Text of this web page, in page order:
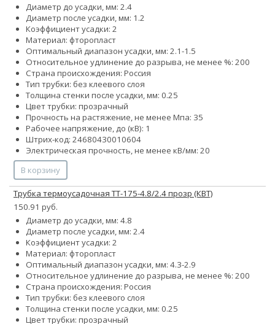
Диаметр до усадки, мм: 2.4
Диаметр после усадки, мм: 1.2
Коэффициент усадки: 2
Материал: фторопласт
Оптимальный диапазон усадки, мм: 2.1-1.5
Относительное удлинение до разрыва, не менее %: 200
Страна происхождения: Россия
Тип трубки: без клеевого слоя
Толщина стенки после усадки, мм: 0.25
Цвет трубки: прозрачный
Прочность на растяжение, не менее Мпа: 35
Рабочее напряжение, до (кВ): 1
Штрих-код: 24680430010604
Электрическая прочность, не менее кВ/мм: 20
В корзину
Трубка термоусадочная ТТ-175-4.8/2.4 прозр (КВТ)
150.91 руб.
Диаметр до усадки, мм: 4.8
Диаметр после усадки, мм: 2.4
Коэффициент усадки: 2
Материал: фторопласт
Оптимальный диапазон усадки, мм: 4.3-2.9
Относительное удлинение до разрыва, не менее %: 200
Страна происхождения: Россия
Тип трубки: без клеевого слоя
Толщина стенки после усадки, мм: 0.25
Цвет трубки: прозрачный